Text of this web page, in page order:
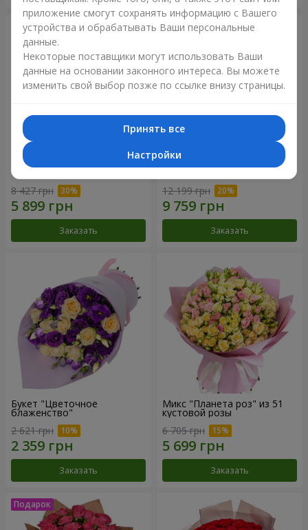
Букет "Сила Любви!"
8 427 грн
Заказать
Романтический букет
12 199 грн
Заказать
Букет "Цветочное
блаженство"
2 621 грн
Заказать
Микс "Планета роз" из 51
кустовой розы
6 705 грн
Заказать
приложение смогут сохранять информацию с Вашего
устройства и обрабатывать Ваши персональные
данные.
Некоторые поставщики могут использовать Ваши
данные на основании законного интереса. Вы можете
изменить свой выбор позже по ссылке внизу страницы.
Принять все
Настройки